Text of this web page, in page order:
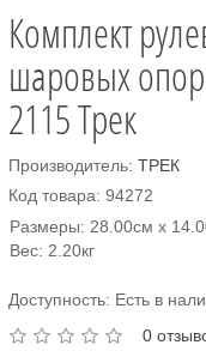
Комплект
шаровых
2115 Трек
Производитель:ТРЕК
Код товара: 94272
Размеры: 28.00см x
Вес: 2.20кг
Доступность: Есть в
0